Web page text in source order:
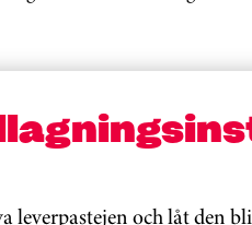
leverpastejen och låt den